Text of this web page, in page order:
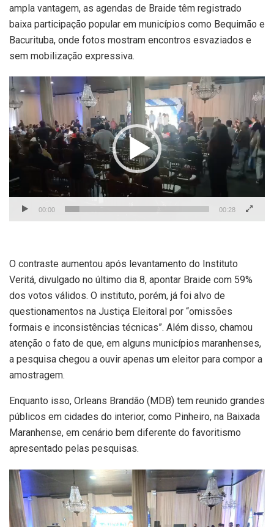
ampla vantagem, as agendas de Braide têm registrado
baixa participação popular em municípios como Bequimão e
Bacurituba, onde fotos mostram encontros esvaziados e
sem mobilização expressiva.
Tocador
de
vídeo
00:00 00:28
O contraste aumentou após levantamento do Instituto
Veritá, divulgado no último dia 8, apontar Braide com 59%
dos votos válidos. O instituto, porém, já foi alvo de
questionamentos na Justiça Eleitoral por “omissões
formais e inconsistências técnicas”. Além disso, chamou
atenção o fato de que, em alguns municípios maranhenses,
a pesquisa chegou a ouvir apenas um eleitor para compor a
amostragem.
Enquanto isso, Orleans Brandão (MDB) tem reunido grandes
públicos em cidades do interior, como Pinheiro, na Baixada
Maranhense, em cenário bem diferente do favoritismo
apresentado pelas pesquisas.